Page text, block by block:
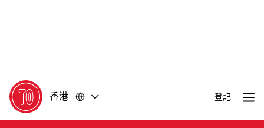
香港 登記